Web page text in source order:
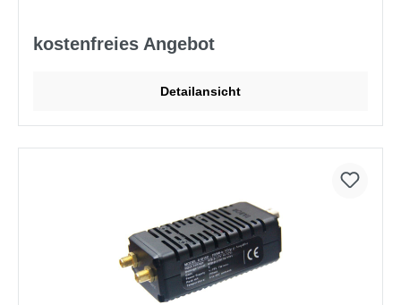
kostenfreies Angebot
Detailansicht